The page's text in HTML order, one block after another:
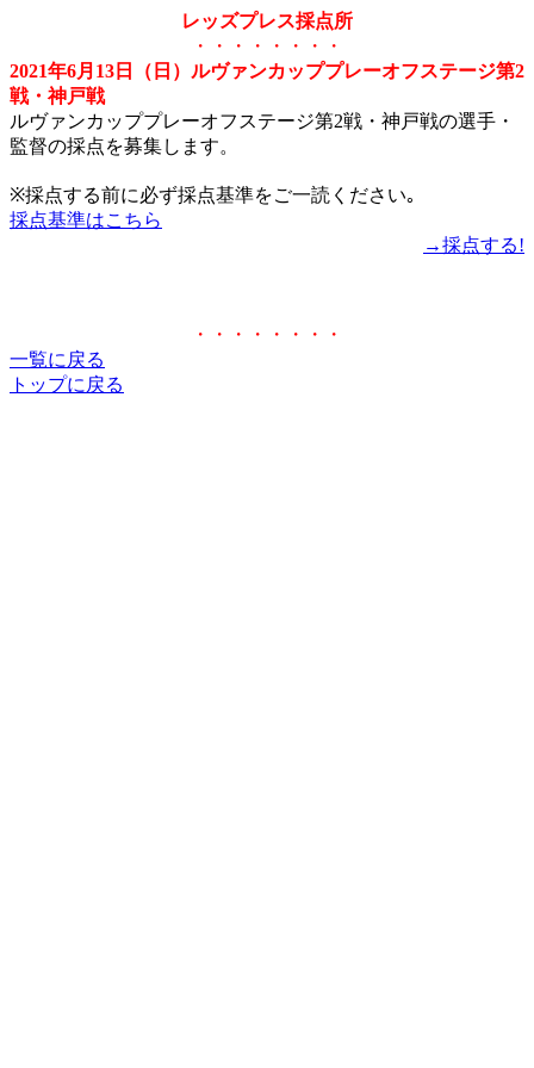
レッズプレス採点所
・・・・・・・・
2021年6月13日（日）ルヴァンカッププレーオフステージ第2
戦・神戸戦
ルヴァンカッププレーオフステージ第2戦・神戸戦の選手・
監督の採点を募集します。
※採点する前に必ず採点基準をご一読ください｡
採点基準はこちら
→採点する!
・・・・・・・・
一覧に戻る
トップに戻る